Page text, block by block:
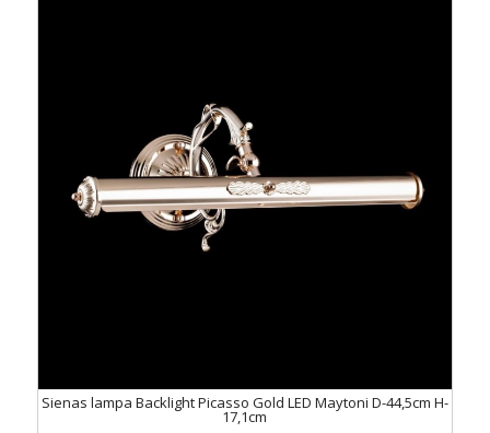
Sienas lampa Backlight Picasso Gold LED Maytoni D-44,5cm H-
17,1cm